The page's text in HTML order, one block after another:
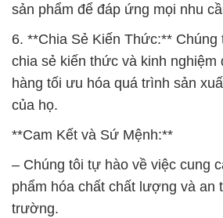
sản phẩm để đáp ứng mọi nhu
6. **Chia Sẻ Kiến Thức:** Chúng
chia sẻ kiến thức và kinh nghiệm
hàng tối ưu hóa quá trình sản
của họ.
**Cam Kết và Sứ Mệnh:**
– Chúng tôi tự hào về việc cung
phẩm hóa chất chất lượng và an
trường.